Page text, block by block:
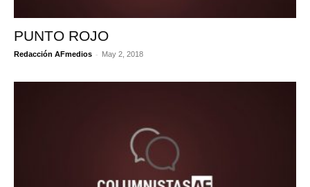
PUNTO ROJO
Redacción AFmedios - May 2, 2018